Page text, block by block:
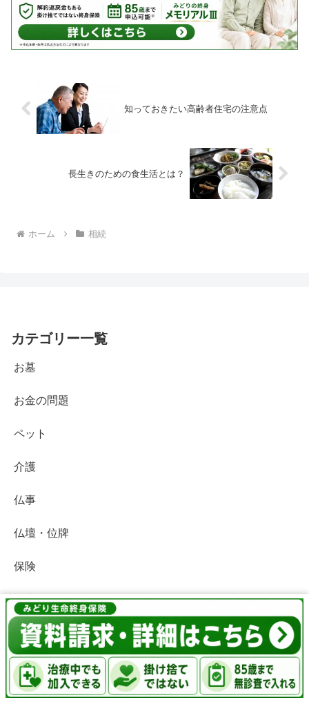
知っておきたい高齢者住宅の注意点
長生きのための食生活とは？
ホーム 相続
カテゴリー一覧
お墓
お金の問題
ペット
介護
仏事
仏壇・位牌
保険
健康
宗教・宗派
死後の世界
特集記事
メニュー ホーム 検索 トップ サイドバー